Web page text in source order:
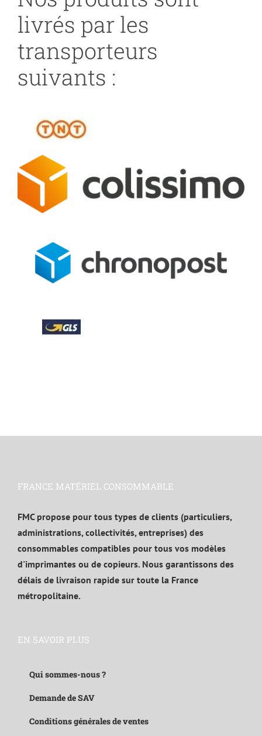
livrés par les
transporteurs
suivants :
FRANCE MATÉRIEL CONSOMMABLE
FMC propose pour tous types de clients (particuliers,
administrations, collectivités, entreprises) des
consommables compatibles pour tous vos modèles
d'imprimantes ou de copieurs. Nous garantissons des
délais de livraison rapide sur toute la France
métropolitaine.
EN SAVOIR PLUS
Qui sommes-nous ?
Demande de SAV
Conditions générales de ventes